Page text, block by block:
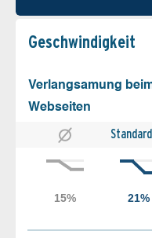
Geschw­indigkeit
Verlangsamung
Webseiten